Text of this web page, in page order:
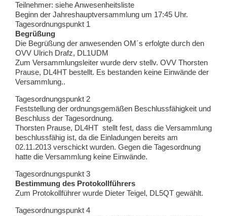
Teilnehmer: siehe Anwesenheitsliste
Beginn der Jahreshauptversammlung um 17:45 Uhr.
Tagesordnungspunkt 1
Begrüßung
Die Begrüßung der anwesenden OM´s erfolgte durch den
OVV Ulrich Drafz, DL1UDM
Zum Versammlungsleiter wurde derv stellv. OVV Thorsten
Prause, DL4HT bestellt. Es bestanden keine Einwände der
Versammlung..
Tagesordnungspunkt 2
Feststellung der ordnungsgemäßen Beschlussfähigkeit und
Beschluss der Tagesordnung.
Thorsten Prause, DL4HT stellt fest, dass die Versammlung
beschlussfähig ist, da die Einladungen bereits am
02.11.2013 verschickt wurden. Gegen die Tagesordnung
hatte die Versammlung keine Einwände.
Tagesordnungspunkt 3
Bestimmung des Protokollführers
Zum Protokollführer wurde Dieter Teigel, DL5QT gewählt.
Tagesordnungspunkt 4